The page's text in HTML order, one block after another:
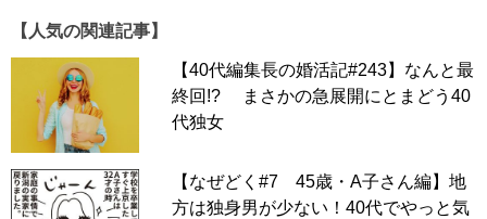
【人気の関連記事】
【40代編集長の婚活記#243】なんと最
終回!? まさかの急展開にとまどう40
代独女
【なぜどく#7 45歳・A子さん編】地
方は独身男が少ない！40代でやっと気